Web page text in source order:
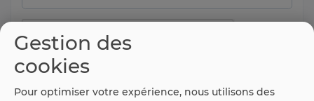
Gestion des
cookies
Pour optimiser votre expérience, nous utilisons des